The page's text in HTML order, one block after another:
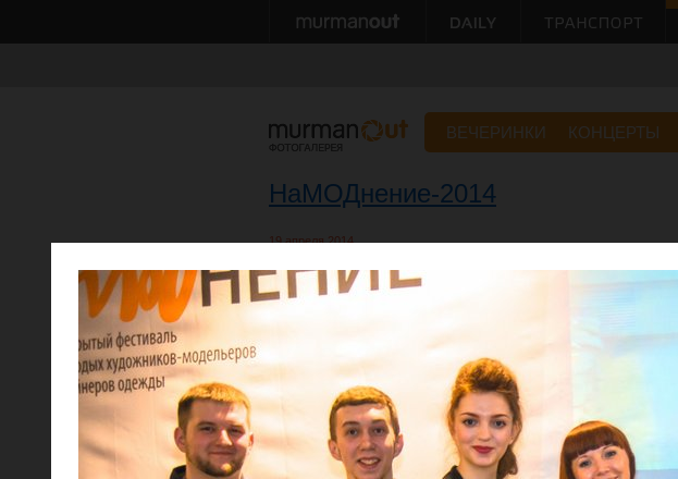
ВЕЧЕРИНКИ КОНЦЕРТЫ
НаМОДнение-2014
19 апреля 2014